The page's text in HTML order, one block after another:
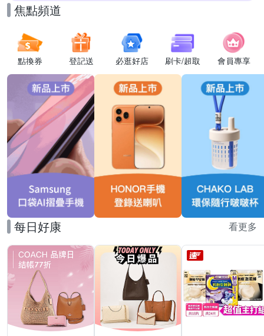
焦點頻道
點換券 登記送 必逛好店 刷卡/超取 會員專享
每日好康 看更多